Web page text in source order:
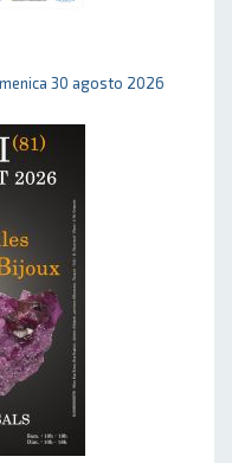
30 agosto 2026